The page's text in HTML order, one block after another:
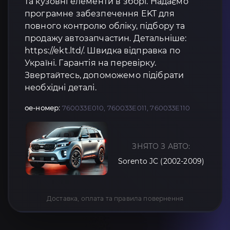
програмне забезпечення EKT для
повного контролю обліку, підбору та
продажу автозапчастин. Детальніше:
https://ekt.ltd/. Швидка відправка по
Україні. Гарантія на перевірку.
Звертайтесь, допоможемо підібрати
необхідні деталі.
oe-номер: 760033E010, 760033E011, 760033E110
ЗНЯТО З АВТО:
Sorento JC (2002-2009)
Доставка, оплата та правила повернення